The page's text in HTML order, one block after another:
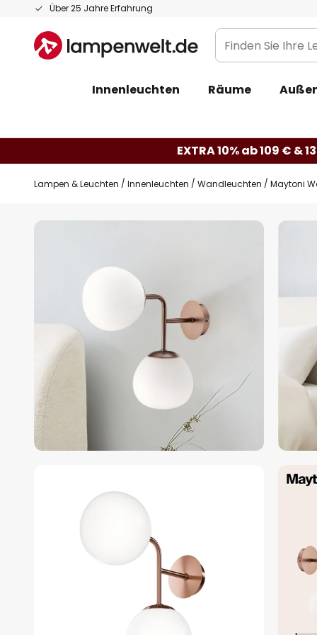
Über 25 Jahre Erfahrung
Zum
springen
Finden
Sie
Leuchte...
Innenleuchten Räume
EXTRA 10% ab 109 € &
Lampen & Leuchten Innenleuchten Wandleuchten Maytoni
Zum
Bildgalerie